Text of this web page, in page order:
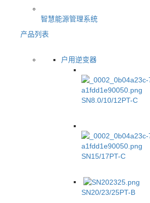
智慧能源管理系统
产品列表
户用逆变器
SN8.0/10/12PT-C
SN15/17PT-C
SN20/23/25PT-B